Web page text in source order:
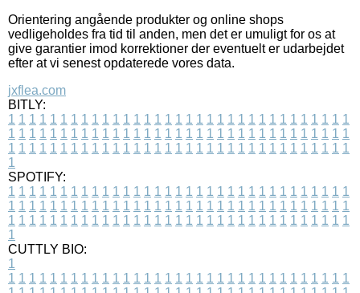
Orientering angående produkter og online shops
vedligeholdes fra tid til anden, men det er umuligt for os at
give garantier imod korrektioner der eventuelt er udarbejdet
efter at vi senest opdaterede vores data.
jxflea.com
BITLY:
1 1 1 1 1 1 1 1 1 1 1 1 1 1 1 1 1 1 1 1 1 1 1 1 1 1 1 1 1 1 1 1 1
1 1 1 1 1 1 1 1 1 1 1 1 1 1 1 1 1 1 1 1 1 1 1 1 1 1 1 1 1 1 1 1 1
1 1 1 1 1 1 1 1 1 1 1 1 1 1 1 1 1 1 1 1 1 1 1 1 1 1 1 1 1 1 1 1 1
1
SPOTIFY:
1 1 1 1 1 1 1 1 1 1 1 1 1 1 1 1 1 1 1 1 1 1 1 1 1 1 1 1 1 1 1 1 1
1 1 1 1 1 1 1 1 1 1 1 1 1 1 1 1 1 1 1 1 1 1 1 1 1 1 1 1 1 1 1 1 1
1 1 1 1 1 1 1 1 1 1 1 1 1 1 1 1 1 1 1 1 1 1 1 1 1 1 1 1 1 1 1 1 1
1
CUTTLY BIO:
1
1 1 1 1 1 1 1 1 1 1 1 1 1 1 1 1 1 1 1 1 1 1 1 1 1 1 1 1 1 1 1 1 1